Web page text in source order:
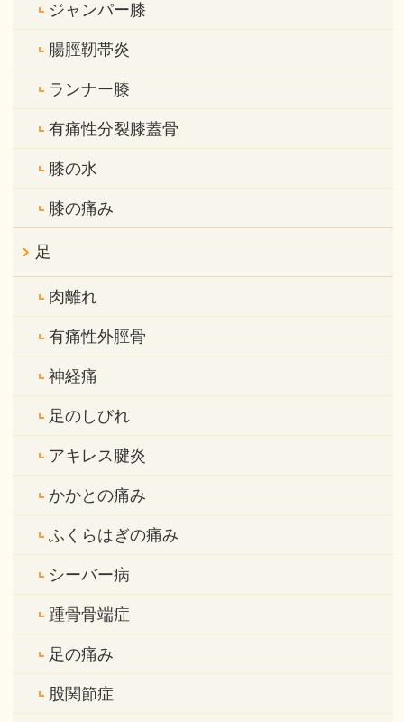
ジャンパー膝
腸脛靭帯炎
ランナー膝
有痛性分裂膝蓋骨
膝の水
膝の痛み
足
肉離れ
有痛性外脛骨
神経痛
足のしびれ
アキレス腱炎
かかとの痛み
ふくらはぎの痛み
シーバー病
踵骨骨端症
足の痛み
股関節症